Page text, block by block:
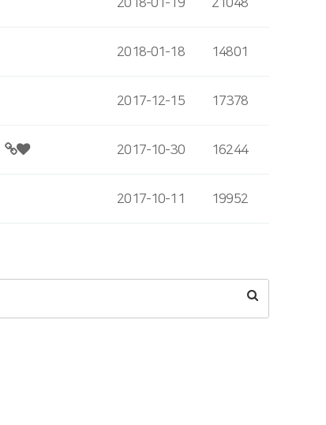
2018-01-18 14801
2017-12-15 17378
2017-10-30 16244
2017-10-11 19952